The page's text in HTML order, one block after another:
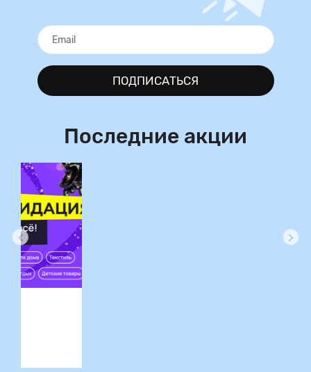
ПОДПИСАТЬСЯ
Последние акции